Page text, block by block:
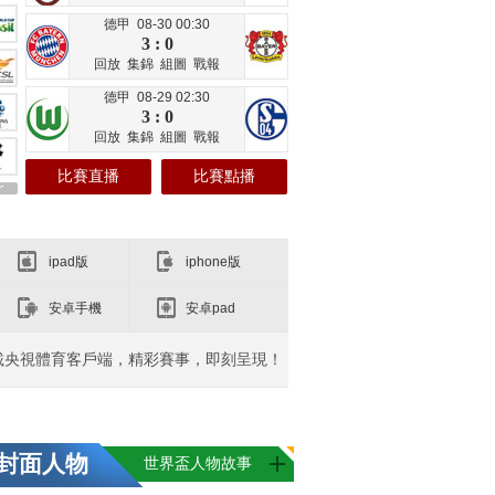
德甲 08-30 00:30
3 : 0
回放 集錦 組圖 戰報
德甲 08-29 02:30
3 : 0
回放 集錦 組圖 戰報
比賽直播 比賽點播
ipad版 iphone版
安卓手機 安卓pad
央視體育客戶端，精彩賽事，即刻呈現！
面人物 世界盃人物故事